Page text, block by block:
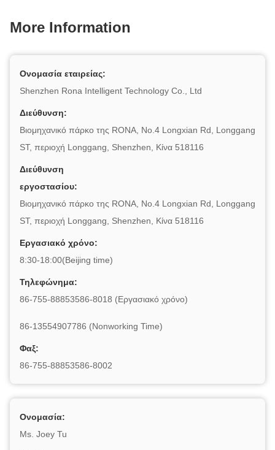
More Information
Ονομασία εταιρείας:
Shenzhen Rona Intelligent Technology Co., Ltd
Διεύθυνση:
Βιομηχανικό πάρκο της RONA, No.4 Longxian Rd, Longgang
ST, περιοχή Longgang, Shenzhen, Κίνα 518116
Διεύθυνση
εργοστασίου:
Βιομηχανικό πάρκο της RONA, No.4 Longxian Rd, Longgang
ST, περιοχή Longgang, Shenzhen, Κίνα 518116
Εργασιακό χρόνο:
8:30-18:00(Beijing time)
Τηλεφώνημα:
86-755-88853586-8018 (Εργασιακό χρόνο)
86-13554907786 (Nonworking Time)
Φαξ:
86-755-88853586-8002
Ονομασία:
Ms. Joey Tu